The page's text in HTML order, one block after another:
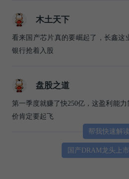
木土天下
看来国产芯片真的要崛起了，长鑫这
银行抢着入股
盘股之道
第一季度就赚了快250亿，这盈利能
价肯定要起飞
帮我快速解